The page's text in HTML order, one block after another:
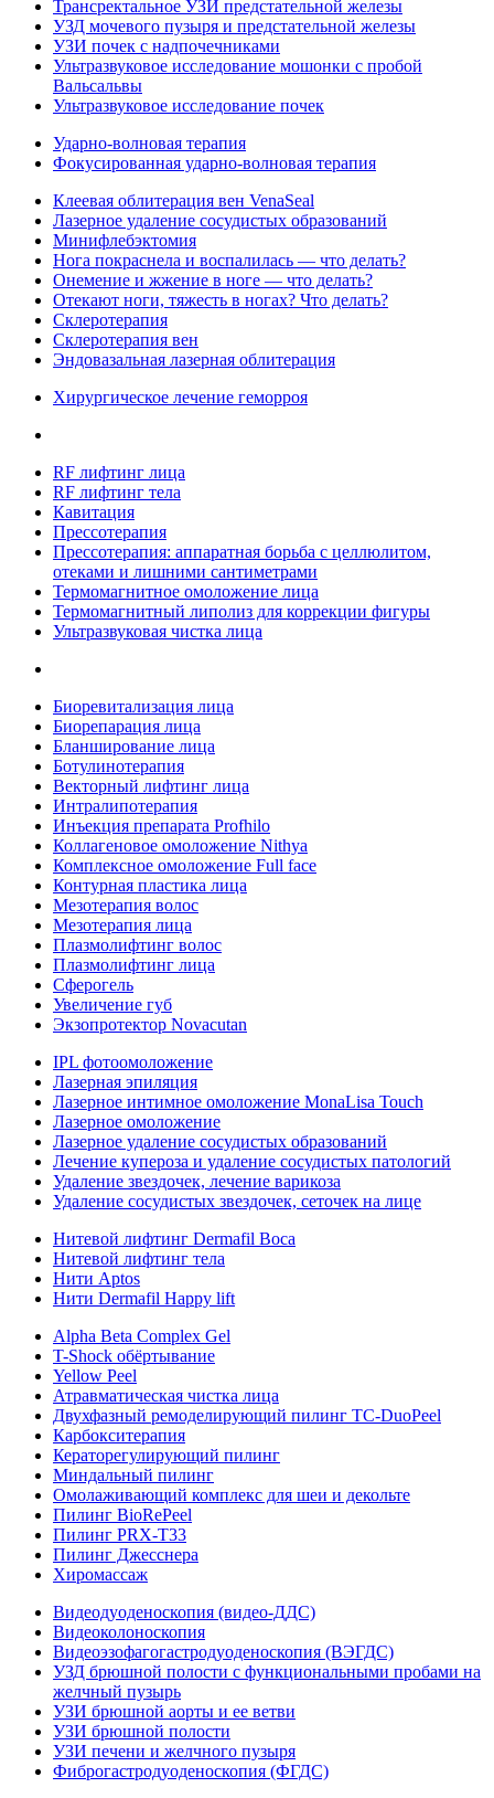
Трансректальное УЗИ предстательной железы
УЗД мочевого пузыря и предстательной железы
УЗИ почек с надпочечниками
Ультразвуковое исследование мошонки с пробой
Вальсальвы
Ультразвуковое исследование почек
Ударно-волновая терапия
Фокусированная ударно-волновая терапия
Клеевая облитерация вен VenaSeal
Лазерное удаление сосудистых образований
Минифлебэктомия
Нога покраснела и воспалилась — что делать?
Онемение и жжение в ноге — что делать?
Отекают ноги, тяжесть в ногах? Что делать?
Склеротерапия
Склеротерапия вен
Эндовазальная лазерная облитерация
Хирургическое лечение геморроя
RF лифтинг лица
RF лифтинг тела
Кавитация
Прессотерапия
Прессотерапия: аппаратная борьба с целлюлитом,
отеками и лишними сантиметрами
Термомагнитное омоложение лица
Термомагнитный липолиз для коррекции фигуры
Ультразвуковая чистка лица
Биоревитализация лица
Биорепарация лица
Бланширование лица
Ботулинотерапия
Векторный лифтинг лица
Интралипотерапия
Инъекция препарата Profhilo
Коллагеновое омоложение Nithya
Комплексное омоложение Full face
Контурная пластика лица
Мезотерапия волос
Мезотерапия лица
Плазмолифтинг волос
Плазмолифтинг лица
Сферогель
Увеличение губ
Экзопротектор Novacutan
IPL фотоомоложение
Лазерная эпиляция
Лазерное интимное омоложение MonaLisa Touch
Лазерное омоложение
Лазерное удаление сосудистых образований
Лечение купероза и удаление сосудистых патологий
Удаление звездочек, лечение варикоза
Удаление сосудистых звездочек, сеточек на лице
Нитевой лифтинг Dermafil Boca
Нитевой лифтинг тела
Нити Aptos
Нити Dermafil Happy lift
Alpha Beta Complex Gel
T-Shock обёртывание
Yellow Peel
Атравматическая чистка лица
Двухфазный ремоделирующий пилинг TC-DuoPeel
Карбокситерапия
Кераторегулирующий пилинг
Миндальный пилинг
Омолаживающий комплекс для шеи и декольте
Пилинг BioRePeel
Пилинг PRX-T33
Пилинг Джесснера
Хиромассаж
Видеодуоденоскопия (видео-ДДС)
Видеоколоноскопия
Видеоэзофагогастродуоденоскопия (ВЭГДС)
УЗД брюшной полости с функциональными пробами на
желчный пузырь
УЗИ брюшной аорты и ее ветви
УЗИ брюшной полости
УЗИ печени и желчного пузыря
Фиброгастродуоденоскопия (ФГДС)